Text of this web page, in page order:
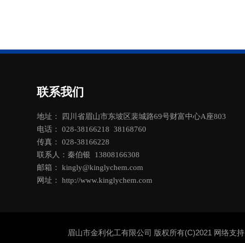
联系我们
地址： 四川省眉山市东坡区裴城路69号财富中心A座803
电话： 028-38166218 38168760
传真： 028-38166228
联系人：秦伯银 13808166308
邮箱： kingly@kinglychem.com
网址： http://www.kinglychem.com
眉山市金利化工有限公司 版权所有(C)2021 网络支持